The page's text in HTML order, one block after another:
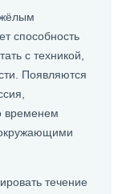
способность
с техникой,
Появляются
временем
течение